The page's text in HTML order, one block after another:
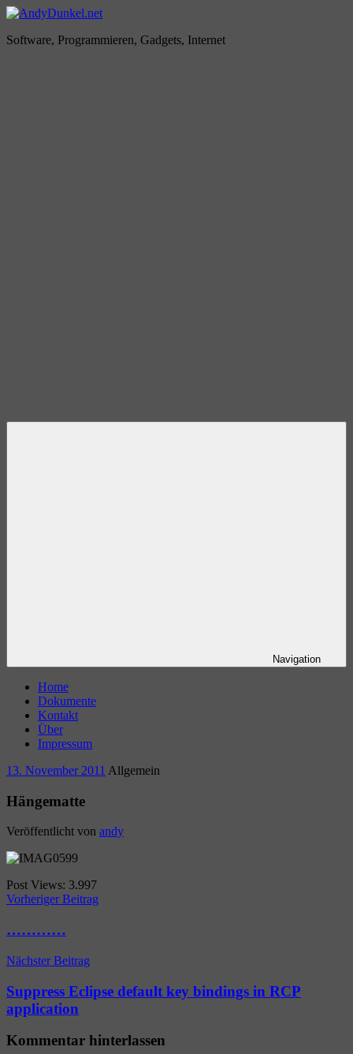
Zum
springen
AndyDunkel.net
Software, Programmieren, Gadgets, Internet
Navigation
Home
Dokumente
Kontakt
Über
Impressum
13. November 2011 Allgemein
Hängematte
Veröffentlicht von andy
Post Views: 3.997
Beitragsnavigation
Vorheriger Beitrag
…………
Nächster Beitrag
Suppress Eclipse default key bindings in RCP
application
Kommentar hinterlassen